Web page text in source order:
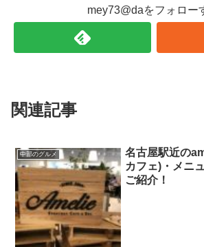
mey73@daをフォロー
関連記事
中部のグルメ
名古屋駅近の
カフェ)・メニ
ご紹介！